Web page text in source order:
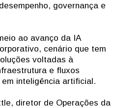
governança e
ao avanço da IA
cenário que tem
voltadas à
e fluxos
inteligência artificial.
diretor de Operações da